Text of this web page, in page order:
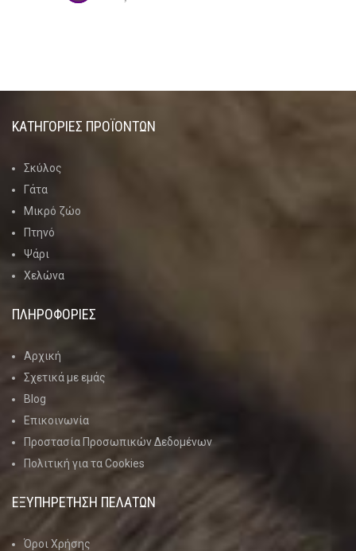
ΚΑΤΗΓΟΡΊΕΣ ΠΡΟΪΌΝΤΩΝ
Σκύλος
Γάτα
Μικρό ζώο
Πτηνό
Ψάρι
Χελώνα
ΠΛΗΡΟΦΟΡΙΕΣ
Αρχική
Σχετικά με εμάς
Blog
Επικοινωνία
Προστασία Προσωπικών Δεδομένων
Πολιτική για τα Cookies
ΕΞΥΠΗΡΕΤΗΣΗ ΠΕΛΑΤΩΝ
Όροι Χρήσης